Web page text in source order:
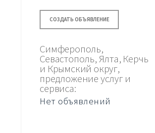
СОЗДАТЬ ОБЪЯВЛЕНИЕ
Симферополь,
Севастополь, Ялта, Керчь
и Крымский округ,
предложение услуг и
сервиса:
Нет объявлений